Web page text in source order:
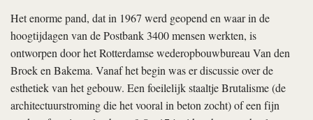
Het enorme pand, dat in 1967 werd geopend en waar in de
hoogtijdagen van de Postbank 3400 mensen werkten, is
ontworpen door het Rotterdamse wederopbouwbureau Van den
Broek en Bakema. Vanaf het begin was er discussie over de
esthetiek van het gebouw. Een foeilelijk staaltje Brutalisme (de
architectuurstroming die het vooral in beton zocht) of een fijn